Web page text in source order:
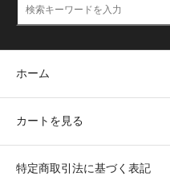
ホーム
カートを見る
特定商取引法に基づく表記